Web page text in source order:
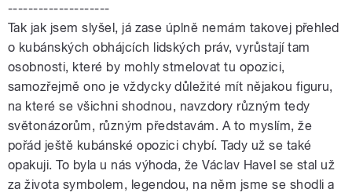
--------------------
Tak jak jsem slyšel, já zase úplně nemám takovej přehled
o kubánských obhájcích lidských práv, vyrůstají tam
osobnosti, které by mohly stmelovat tu opozici,
samozřejmě ono je vždycky důležité mít nějakou figuru,
na které se všichni shodnou, navzdory různým tedy
světonázorům, různým představám. A to myslím, že
pořád ještě kubánské opozici chybí. Tady už se také
opakuji. To byla u nás výhoda, že Václav Havel se stal už
za života symbolem, legendou, na něm jsme se shodli a